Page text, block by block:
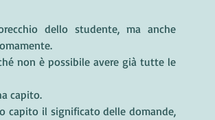
dello studente, ma anche
non è possibile avere già tutte le
capito.
capito il significato delle domande,